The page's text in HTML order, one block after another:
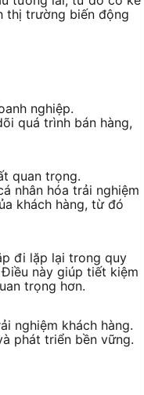
thị trường biến động
nghiệp.
quá trình bán hàng,
quan trọng.
nhân hóa trải nghiệm
khách hàng, từ đó
đi lặp lại trong quy
này giúp tiết kiệm
trọng hơn.
nghiệm khách hàng.
phát triển bền vững.